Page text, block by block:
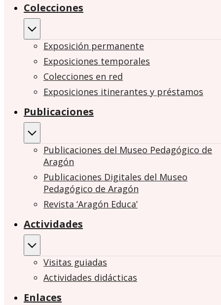
Colecciones
Exposición permanente
Exposiciones temporales
Colecciones en red
Exposiciones itinerantes y préstamos
Publicaciones
Publicaciones del Museo Pedagógico de
Aragón
Publicaciones Digitales del Museo
Pedagógico de Aragón
Revista ‘Aragón Educa’
Actividades
Visitas guiadas
Actividades didácticas
Enlaces